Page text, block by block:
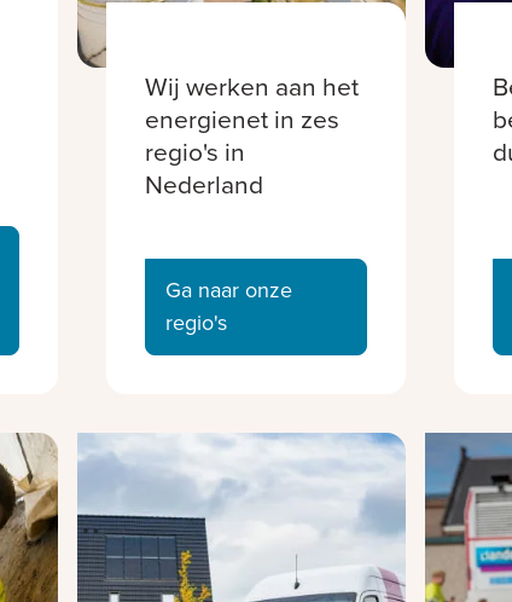
Wij werken aan het
energienet in zes
regio's in
Nederland
Ga naar onze
regio's